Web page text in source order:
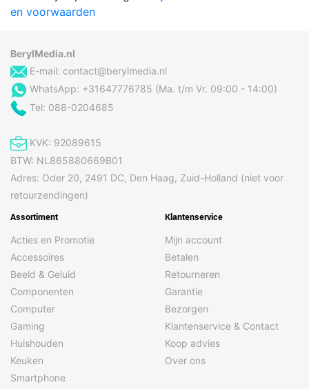
en voorwaarden
BerylMedia.nl
E-mail: contact@berylmedia.nl
WhatsApp: +31647776785 (Ma. t/m Vr. 09:00 - 14:00)
Tel: 088-0204685
KVK: 92089615
BTW: NL865880669B01
Adres: Oder 20, 2491 DC, Den Haag, Zuid-Holland (niet voor
retourzendingen)
Assortiment
Acties en Promotie
Accessoires
Beeld & Geluid
Componenten
Computer
Gaming
Huishouden
Keuken
Smartphone
Klantenservice
Mijn account
Betalen
Retourneren
Garantie
Bezorgen
Klantenservice & Contact
Koop advies
Over ons